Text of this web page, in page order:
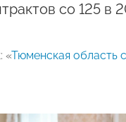
со 125 в
«Тюменская область